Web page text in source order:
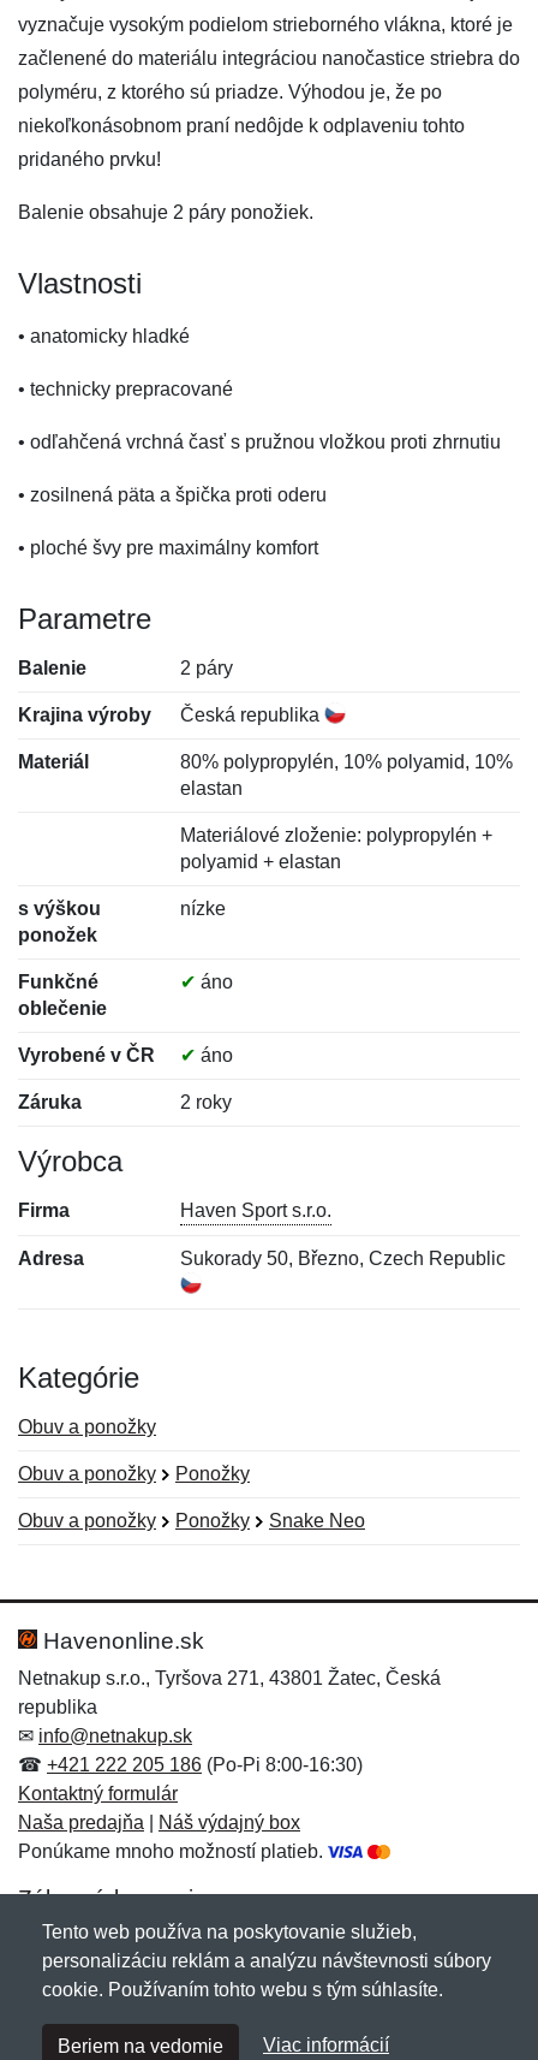
vyznačuje vysokým podielom strieborného vlákna, ktoré je
začlenené do materiálu integráciou nanočastice striebra do
polyméru, z ktorého sú priadze. Výhodou je, že po
niekoľkonásobnom praní nedôjde k odplaveniu tohto
pridaného prvku!
Balenie obsahuje 2 páry ponožiek.
Vlastnosti
• anatomicky hladké
• technicky prepracované
• odľahčená vrchná časť s pružnou vložkou proti zhrnutiu
• zosilnená päta a špička proti oderu
• ploché švy pre maximálny komfort
Parametre
Balenie 2 páry
Krajina výroby Česká republika
Materiál
80% polypropylén, 10% polyamid, 10%
elastan
Materiálové zloženie: polypropylén +
polyamid + elastan
s výškou
ponožek
nízke
Funkčné
oblečenie
✔ áno
Vyrobené v ČR ✔ áno
Záruka 2 roky
Výrobca
Firma Haven Sport s.r.o.
Adresa Sukorady 50, Březno, Czech Republic
Kategórie
Obuv a ponožky
Obuv a ponožky Ponožky
Obuv a ponožky Ponožky Snake Neo
Hodnotenie:
Meno:*
E-mail:
Správa*
Meno:
E-mail:*
Správa*
Havenonline.sk
Netnakup s.r.o., Tyršova 271, 43801 Žatec, Česká
republika
✉ info@netnakup.sk
☎ +421 222 205 186 (Po-Pi 8:00-16:30)
Kontaktný formulár
Naša predajňa
Náš výdajný box
Ponúkame mnoho možností platieb.
Zákaznícky servis
Novinky emailom
Copyright © 2007-2026 (19 rokov s vami)Netnakup.sk
Tento web používa na poskytovanie služieb,
personalizáciu reklám a analýzu návštevnosti súbory
cookie. Používaním tohto webu s tým súhlasíte.
Beriem na vedomie Viac informácií